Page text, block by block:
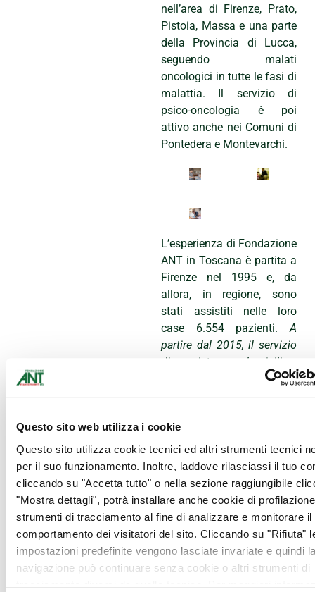
Questo sito web utilizza i cookie
Questo sito utilizza cookie tecnici ed altri strumenti tecnici
per il suo funzionamento. Inoltre, laddove rilasciassi il tuo
cliccando su "Accetta tutto" o nella sezione raggiungibile
"Mostra dettagli", potrà installare anche cookie di
strumenti di tracciamento al fine di analizzare e monitorare il
comportamento dei visitatori del sito. Cliccando su "Rifiuta"
impostazioni predefinite vengono lasciate invariate e quindi
navigazione può continuare senza cookie o altri strumenti di
nell’area di Firenze, Prato,
Pistoia, Massa e una parte
della Provincia di Lucca,
seguendo malati
oncologici in tutte le fasi di
malattia. Il servizio di
psico-oncologia è poi
attivo anche nei Comuni di
Pontedera e Montevarchi.
L’esperienza di Fondazione
ANT in Toscana è partita a
Firenze nel 1995 e, da
allora, in regione, sono
stati assistiti nelle loro
case 6.554 pazienti.A
partire dal 2015, il servizio
di assistenza domiciliare
oncologica di ANT gode
anche del certificato di
9001:2008 emesso da
Globe s.r.l.Per richiedere
l’assistenza di Fondazione
ANT è necessario
chiamare l’ufficio
accoglienzadella
Delegazione Firenze-Prato-
PistoiaDr.ssa Caterina
Morellial n. 055.5000210,